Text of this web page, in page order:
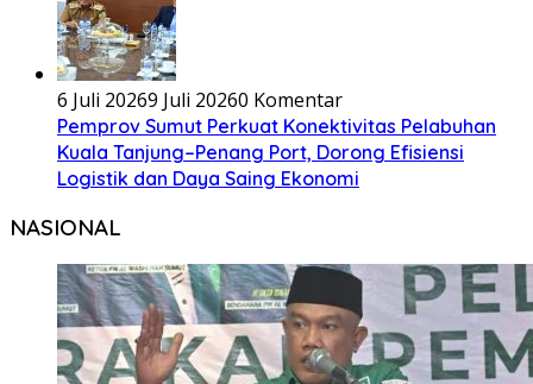
6 Juli 20269 Juli 20260 Komentar
Pemprov Sumut Perkuat Konektivitas Pelabuhan
Kuala Tanjung–Penang Port, Dorong Efisiensi
Logistik dan Daya Saing Ekonomi
NASIONAL